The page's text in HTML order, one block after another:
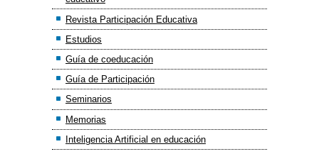
Revista Participación Educativa
Estudios
Guía de coeducación
Guía de Participación
Seminarios
Memorias
Inteligencia Artificial en educación